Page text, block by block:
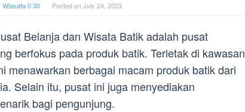
Wiasata 0 30 Posted onJuly 24, 2023
Belanja dan Wisata Batik adalah pusat
berfokus pada produk batik. Terletak di kawasan
menawarkan berbagai macam produk batik dari
Selain itu, pusat ini juga menyediakan
bagi pengunjung.